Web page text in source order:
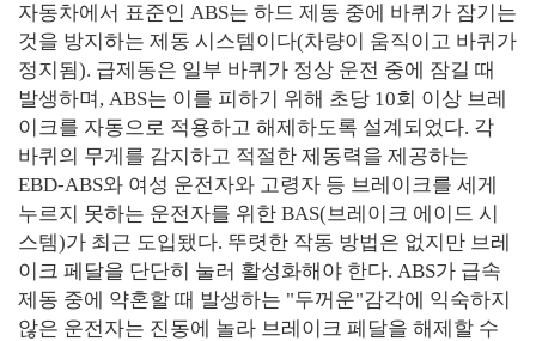
자동차에서 표준인 ABS는 하드 제동 중에 바퀴가 잠기는
것을 방지하는 제동 시스템이다(차량이 움직이고 바퀴가
정지됨). 급제동은 일부 바퀴가 정상 운전 중에 잠길 때
발생하며, ABS는 이를 피하기 위해 초당 10회 이상 브레
이크를 자동으로 적용하고 해제하도록 설계되었다. 각
바퀴의 무게를 감지하고 적절한 제동력을 제공하는
EBD-ABS와 여성 운전자와 고령자 등 브레이크를 세게
누르지 못하는 운전자를 위한 BAS(브레이크 에이드 시
스템)가 최근 도입됐다. 뚜렷한 작동 방법은 없지만 브레
이크 페달을 단단히 눌러 활성화해야 한다. ABS가 급속
제동 중에 약혼할 때 발생하는 "두꺼운"감각에 익숙하지
않은 운전자는 진동에 놀라 브레이크 페달을 해제할 수